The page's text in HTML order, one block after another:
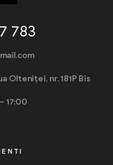
783
Olteniței, nr. 181P Bis
17:00